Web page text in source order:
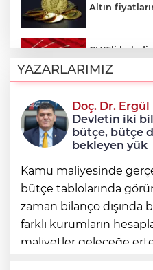
Altın
CHP'li
Hakkında
incelenecek
Erkan Aydın
sahada tuttu
YAZARLARIMIZ
Doç. Dr.
Devletin iki
bütçe, bütçe
bekleyen yük
Kamu maliyesinde
bütçe tablolarında
zaman bilanço
farklı kurumların
maliyetler geleceğe